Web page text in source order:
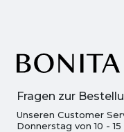
Fragen zur
Unseren Customer
Donnerstag von 10 - 15